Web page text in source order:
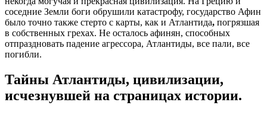
соседние Земли боги обрушили катастрофу, государство Афин
было точно также стерто с карты, как и Атлантида, погрязшая
в собственных грехах. Не осталось афинян, способных
отпраздновать падение агрессора, Атлантиды, все пали, все
погибли.
Тайны Атлантиды, цивилизации,
исчезнувшей на страницах истории.